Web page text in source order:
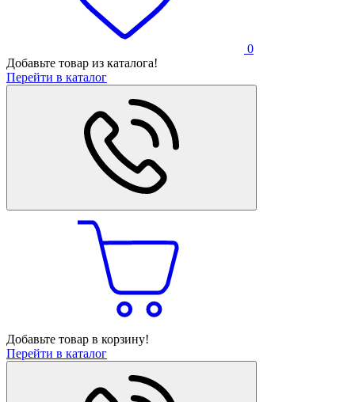
0
Добавьте товар из каталога!
Перейти в каталог
Добавьте товар в корзину!
Перейти в каталог